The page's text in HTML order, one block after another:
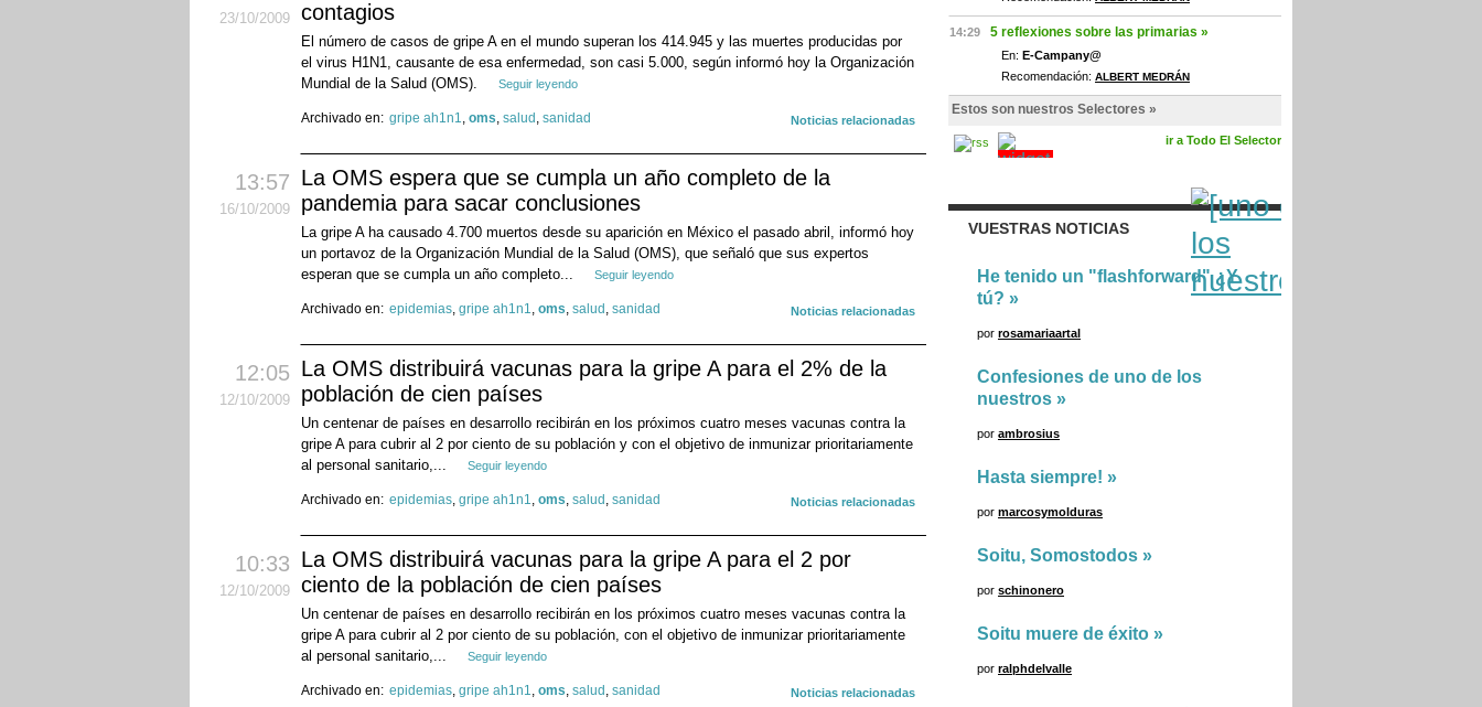
14:29 5 reflexiones sobre las primarias »
En: E-Campany@
Recomendación: ALBERT MEDRÁN
Estos son nuestros Selectores »
ir a Todo El Selector
VUESTRAS NOTICIAS
He tenido un "flashforward" ¿Y
tú? »
por rosamariaartal
Confesiones de uno de los
nuestros »
por ambrosius
Hasta siempre! »
por marcosymolduras
Soitu, Somostodos »
por schinonero
Soitu muere de éxito »
por ralphdelvalle
23/10/2009
contagios
El número de casos de gripe A en el mundo superan los 414.945 y las muertes producidas por
el virus H1N1, causante de esa enfermedad, son casi 5.000, según informó hoy la Organización
Mundial de la Salud (OMS).
Seguir leyendo
Noticias relacionadas
Archivado en: gripe ah1n1, oms, salud , sanidad
13:57
16/10/2009
La OMS espera que se cumpla un año completo de la
pandemia para sacar conclusiones
La gripe A ha causado 4.700 muertos desde su aparición en México el pasado abril, informó hoy
un portavoz de la Organización Mundial de la Salud (OMS), que señaló que sus expertos
esperan que se cumpla un año completo...
Seguir leyendo
Noticias relacionadas
Archivado en: epidemias, gripe ah1n1, oms, salud , sanidad
12:05
12/10/2009
La OMS distribuirá vacunas para la gripe A para el 2% de la
población de cien países
Un centenar de países en desarrollo recibirán en los próximos cuatro meses vacunas contra la
gripe A para cubrir al 2 por ciento de su población y con el objetivo de inmunizar prioritariamente
al personal sanitario,...
Seguir leyendo
Noticias relacionadas
Archivado en: epidemias, gripe ah1n1, oms, salud , sanidad
10:33
12/10/2009
La OMS distribuirá vacunas para la gripe A para el 2 por
ciento de la población de cien países
Un centenar de países en desarrollo recibirán en los próximos cuatro meses vacunas contra la
gripe A para cubrir al 2 por ciento de su población, con el objetivo de inmunizar prioritariamente
al personal sanitario,...
Seguir leyendo
Noticias relacionadas
Archivado en: epidemias, gripe ah1n1, oms, salud , sanidad